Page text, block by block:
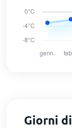
Giorni